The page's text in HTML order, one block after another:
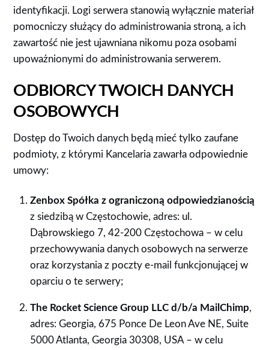
identyfikacji. Logi serwera stanowią wyłącznie materiał
pomocniczy służący do administrowania stroną, a ich
zawartość nie jest ujawniana nikomu poza osobami
upoważnionymi do administrowania serwerem.
ODBIORCY TWOICH DANYCH
OSOBOWYCH
Dostęp do Twoich danych będą mieć tylko zaufane
podmioty, z którymi Kancelaria zawarła odpowiednie
umowy:
Zenbox Spółka z ograniczoną odpowiedzianością
z siedzibą w Częstochowie, adres: ul.
Dąbrowskiego 7, 42-200 Częstochowa – w celu
przechowywania danych osobowych na serwerze
oraz korzystania z poczty e-mail funkcjonującej w
oparciu o te serwery;
The Rocket Science Group LLC d/b/a MailChimp,
adres: Georgia, 675 Ponce De Leon Ave NE, Suite
5000 Atlanta, Georgia 30308, USA – w celu